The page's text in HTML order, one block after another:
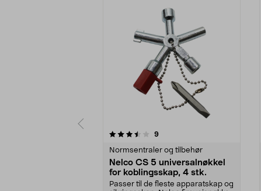
9anmeldelser
Normsentraler og tilbehør
Nelco CS 5 universalnøkkel
for koblingsskap, 4 stk.
Passer til de fleste apparatskap og
4.5 av 5 stjerner